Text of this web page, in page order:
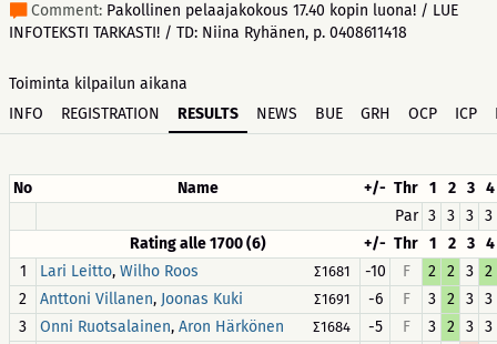
Comment: Pakollinen pelaajakokous 17.40 kopin luona! / LUE
INFOTEKSTI TARKASTI! / TD: Niina Ryhänen, p. 0408611418
Toiminta kilpailun aikana
INFO
REGISTRATION RESULTS NEWS BUE GRH OCP ICP
No Name +/- Thr 1 2 3 4
Par 3 3 3
3
Rating alle 1700 (6)
+/- Thr 1 2 3 4
1
Lari Leitto, Wilho Roos ∑1681 -10 F 2 2 3
2
2
Anttoni Villanen, Joonas Kuki ∑1691 -6 F 3 2 3
3
3
Onni Ruotsalainen, Aron Härkönen ∑1684 -5 F 3 2 3
3